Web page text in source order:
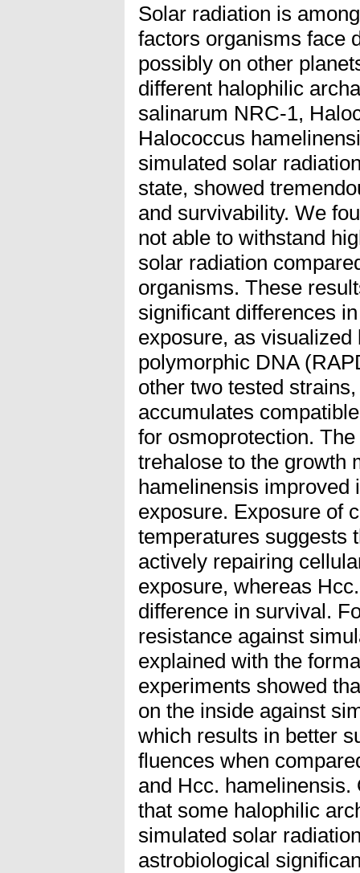
Solar radiation is
factors organisms face
possibly on other
different halophilic
salinarum NRC-1,
Halococcus
simulated solar
state, showed
and survivability. We
not able to withstand
solar radiation
organisms. These
significant differences
exposure, as
polymorphic DNA
other two tested
accumulates
for osmoprotection.
trehalose to the growth
hamelinensis improved
exposure. Exposure of
temperatures suggests
actively repairing
exposure, whereas
difference in survival.
resistance against
explained with the
experiments showed
on the inside against
which results in better
fluences when
and Hcc.
that some halophilic
simulated solar
astrobiological